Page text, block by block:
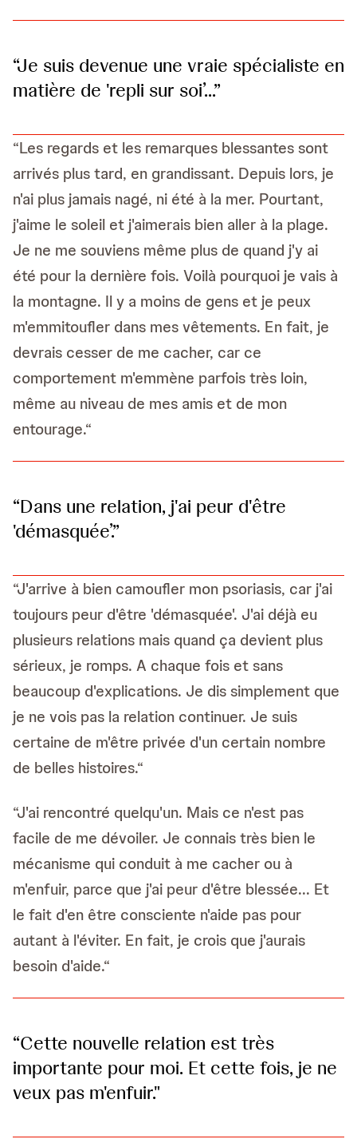
“Je suis devenue une vraie spécialiste en
matière de 'repli sur soi’...”
“Les regards et les remarques blessantes sont
arrivés plus tard, en grandissant. Depuis lors, je
n'ai plus jamais nagé, ni été à la mer. Pourtant,
j'aime le soleil et j'aimerais bien aller à la plage.
Je ne me souviens même plus de quand j'y ai
été pour la dernière fois. Voilà pourquoi je vais à
la montagne. Il y a moins de gens et je peux
m'emmitoufler dans mes vêtements. En fait, je
devrais cesser de me cacher, car ce
comportement m'emmène parfois très loin,
même au niveau de mes amis et de mon
entourage.“
“Dans une relation, j'ai peur d'être
'démasquée’.”
“J'arrive à bien camoufler mon psoriasis, car j'ai
toujours peur d'être 'démasquée'. J'ai déjà eu
plusieurs relations mais quand ça devient plus
sérieux, je romps. A chaque fois et sans
beaucoup d'explications. Je dis simplement que
je ne vois pas la relation continuer. Je suis
certaine de m'être privée d'un certain nombre
de belles histoires.“
“J'ai rencontré quelqu'un. Mais ce n'est pas
facile de me dévoiler. Je connais très bien le
mécanisme qui conduit à me cacher ou à
m'enfuir, parce que j'ai peur d'être blessée... Et
le fait d'en être consciente n'aide pas pour
autant à l'éviter. En fait, je crois que j'aurais
besoin d'aide.“
“Cette nouvelle relation est très
importante pour moi. Et cette fois, je ne
veux pas m'enfuir."